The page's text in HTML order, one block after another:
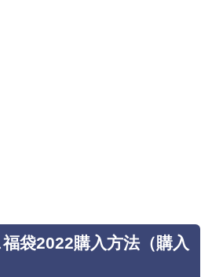
袋2022購入方法（購入